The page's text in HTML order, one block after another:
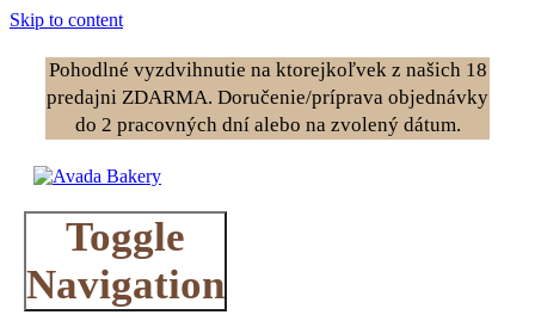
Skip to content
Pohodlné vyzdvihnutie na ktorejkoľvek z našich 18
predajni ZDARMA. Doručenie/príprava objednávky
do 2 pracovných dní alebo na zvolený dátum.
Toggle
Navigation